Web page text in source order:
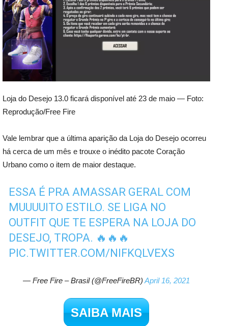
Loja do Desejo 13.0 ficará disponível até 23 de maio — Foto:
Reprodução/Free Fire
Vale lembrar que a última aparição da Loja do Desejo ocorreu
há cerca de um mês e trouxe o inédito pacote Coração
Urbano como o item de maior destaque.
ESSA É PRA AMASSAR GERAL COM
MUUUUITO ESTILO. SE LIGA NO
OUTFIT QUE TE ESPERA NA LOJA DO
DESEJO, TROPA. 🔥🔥🔥
PIC.TWITTER.COM/NIFKQLVEXS
— Free Fire – Brasil (@FreeFireBR) April 16, 2021
SAIBA MAIS